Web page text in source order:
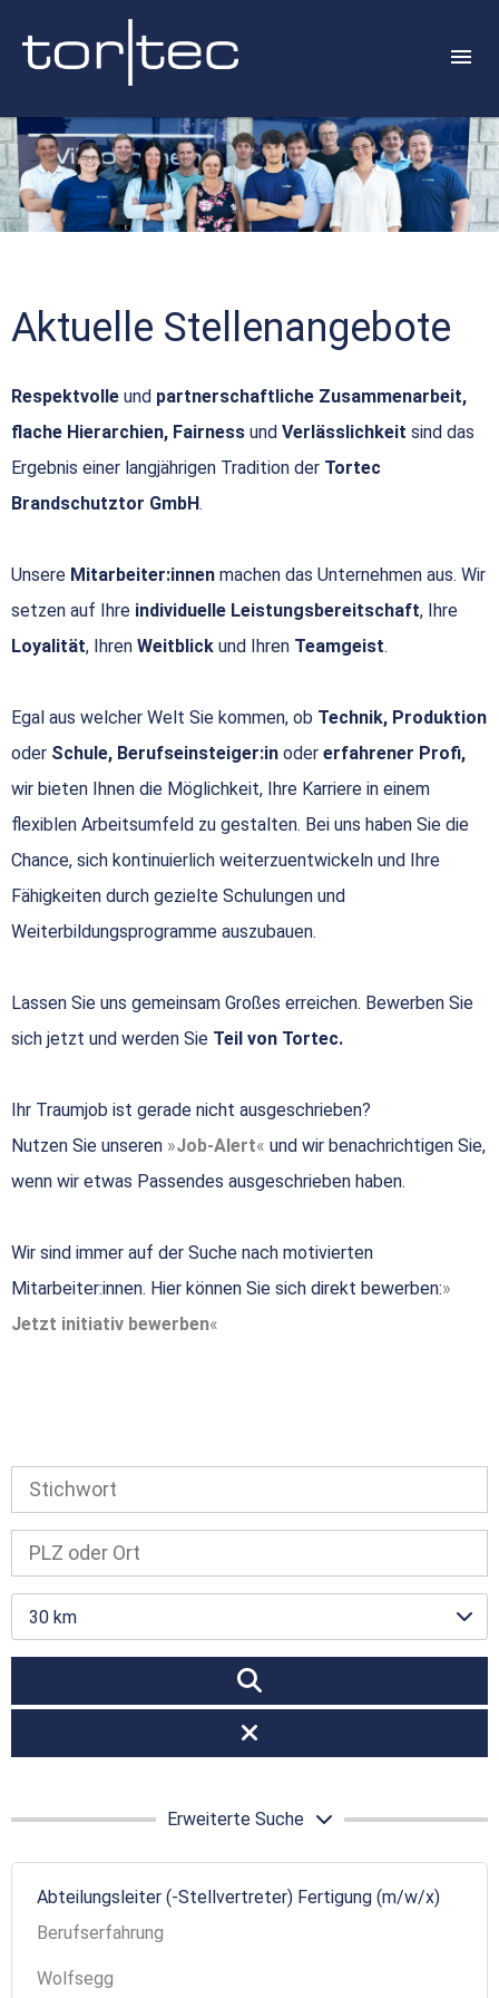
Aktuelle Stellenangebote
Respektvolle und partnerschaftliche Zusammenarbeit,
flache Hierarchien, Fairness und Verlässlichkeit sind das
Ergebnis einer langjährigen Tradition der Tortec
Brandschutztor GmbH.
Unsere Mitarbeiter:innen machen das Unternehmen aus. Wir
setzen auf Ihre individuelle Leistungsbereitschaft, Ihre
Loyalität, Ihren Weitblick und Ihren Teamgeist.
Egal aus welcher Welt Sie kommen, ob Technik, Produktion
oder Schule, Berufseinsteiger:in oder erfahrener Profi,
wir bieten Ihnen die Möglichkeit, Ihre Karriere in einem
flexiblen Arbeitsumfeld zu gestalten. Bei uns haben Sie die
Chance, sich kontinuierlich weiterzuentwickeln und Ihre
Fähigkeiten durch gezielte Schulungen und
Weiterbildungsprogramme auszubauen.
Lassen Sie uns gemeinsam Großes erreichen. Bewerben Sie
sich jetzt und werden Sie Teil von Tortec.
Ihr Traumjob ist gerade nicht ausgeschrieben?
Nutzen Sie unseren
Job-Alert
und wir benachrichtigen Sie,
wenn wir etwas Passendes ausgeschrieben haben.
Wir sind immer auf der Suche nach motivierten
Mitarbeiter:innen. Hier können Sie sich direkt bewerben:
Jetzt initiativ bewerben
30 km
Erweiterte Suche
Abteilungsleiter (-Stellvertreter) Fertigung (m/w/x)
Berufserfahrung
Wolfsegg